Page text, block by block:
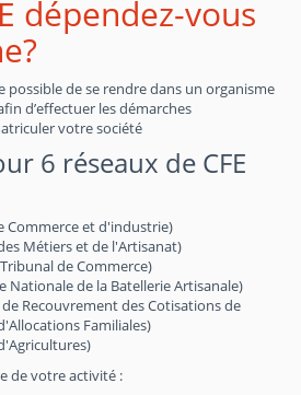
dépendez-vous
possible de se rendre dans un organisme
d’effectuer les démarches
votre société
6 réseaux de CFE
Commerce et d'industrie)
Métiers et de l'Artisanat)
de Commerce)
Nationale de la Batellerie Artisanale)
de Recouvrement des Cotisations de
Familiales)
de votre activité :